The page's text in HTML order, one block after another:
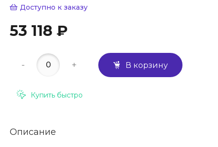
Доступно к заказу
53 118 ₽
- + В корзину
Купить быстро
Описание